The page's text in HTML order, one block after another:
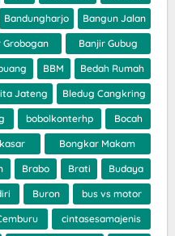
Bandungharjo Bangun Jalan
Grobogan Banjir Gubug
BBM Bedah Rumah
Jateng Bledug Cangkring
bobolkonterhp Bocah
Bongkar Makam
Brabo Brati Budaya
Buron bus vs motor
cintasesamajenis